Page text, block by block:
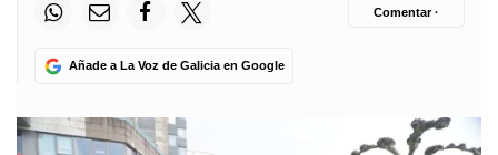
Añade a La Voz de Galicia en Google
Comentar ·